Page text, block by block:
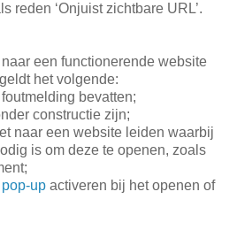
reden ‘Onjuist zichtbare URL’.
een functionerende website
het volgende:
bevatten;
constructie zijn;
naar een website leiden waarbij
is om deze te openen, zoals
pop-up activeren bij het openen of